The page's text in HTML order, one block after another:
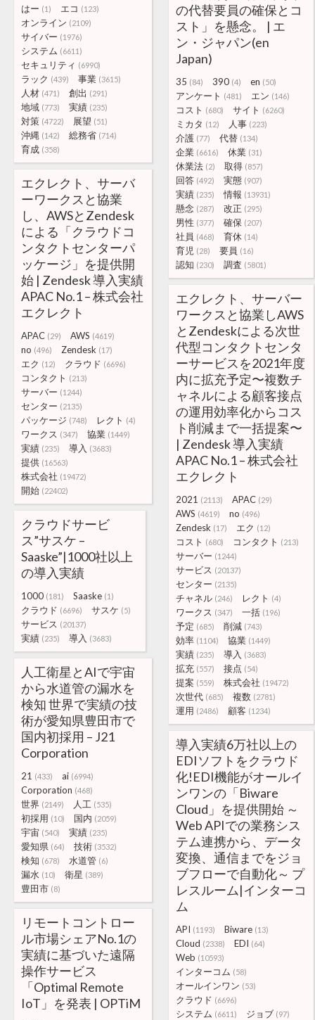
の代替要員の確保とコ
スト」を懸念。 | エ
ン・ジャパン(en
Japan)
35 (84) 390 (4) en (50)
アンケート (481) エン (146)
コスト (680) サイト (6260)
ミカタ (12) 人事 (223)
介護 (77) 代替 (134)
企業 (6616) 休業 (31)
休業法 (2) 取得 (857)
回答 (492) 実態 (907)
実績 (235) 情報 (13931)
懸念 (287) 改正 (295)
男性 (377) 確保 (207)
社員 (468) 育休 (14)
育児 (28) 要員 (16)
認知 (230) 調査 (5801)
はー (1) エコ (123)
オンライン (2109)
サイバー (1976)
システム (6611)
セキュリティ (6990)
ラック (439) 事業 (3615)
人材 (471) 創出 (291)
地域 (773) 実績 (235)
対策 (4722) 展望 (51)
沖縄 (142) 総務省 (714)
育成 (358)
エクレクト、サーバ
ーワークスと協業
し、AWSとZendesk
による「クラウドコ
ンタクトセンターパ
ッケージ」を提供開
始 | Zendesk 導入実績
APAC No.1 – 株式会社
エクレクト
APAC (29) AWS (4619)
no (496) Zendesk (17)
エク (12) クラウド (6696)
コンタクト (213)
サーバー (1244)
センター (2135)
パッケージ (748) レクト (4)
ワークス (347) 協業 (1449)
実績 (235) 導入 (3683)
提供 (16563)
株式会社 (19472)
開始 (22402)
エクレクト、サーバー
ワークスと協業しAWS
とZendeskによる次世
代型コンタクトセンタ
ーサービスを2021年度
内に拡充予定〜複数チ
ャネルによる顧客接点
の運用効率化からコス
ト削減まで一括提案〜
| Zendesk 導入実績
APAC No.1 – 株式会社
エクレクト
2021 (2113) APAC (29)
AWS (4619) no (496)
Zendesk (17) エク (12)
コスト (680) コンタクト (213)
サーバー (1244)
サービス (20137)
センター (2135)
チャネル (246) レクト (4)
ワークス (347) 一括 (196)
予定 (685) 削減 (743)
効率 (1104) 協業 (1449)
実績 (235) 導入 (3683)
拡充 (557) 接点 (54)
提案 (559) 株式会社 (19472)
次世代 (685) 複数 (2781)
運用 (2486) 顧客 (1234)
クラウドサービ
ス”サスケ –
Saaske”|1000社以上
の導入実績
1000 (181) Saaske (1)
クラウド (6696) サスケ (5)
サービス (20137)
実績 (235) 導入 (3683)
人工衛星とAIで宇宙
から水道管の漏水を
検知 世界で実績の技
術が愛知県豊田市で
国内初採用 – J21
Corporation
21 (433) ai (6994)
Corporation (468)
世界 (2149) 人工 (535)
初採用 (10) 国内 (2059)
宇宙 (540) 実績 (235)
愛知県 (64) 技術 (3532)
検知 (678) 水道管 (6)
漏水 (10) 衛星 (389)
豊田市 (8)
導入実績6万社以上の
EDIソフトをクラウド
化!EDI機能がオールイ
ンワンの「Biware
Cloud」を提供開始 ～
Web APIでの業務シス
テム連携から、データ
変換、通信までをジョ
ブフローで自動化～ プ
レスルーム|インターコ
ム
API (1193) Biware (13)
Cloud (2338) EDI (64)
Web (10593)
インターコム (58)
オールインワン (53)
クラウド (6696)
システム (6611) ジョブ (97)
リモートコントロー
ル市場シェアNo.1の
実績に基づいた遠隔
操作サービス
「Optimal Remote
IoT」を発表 | OPTiM